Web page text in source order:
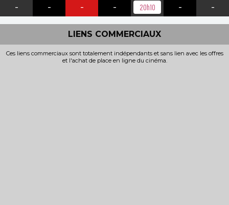
-
- - - 20h10 - -
LIENS COMMERCIAUX
Ces liens commerciaux sont totalement indépendants et sans lien avec les offres
et l'achat de place en ligne du cinéma.